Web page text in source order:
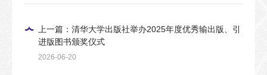
上一篇：清华大学出版社举办2025年度优秀输出版、引
进版图书颁奖仪式
2026-06-20